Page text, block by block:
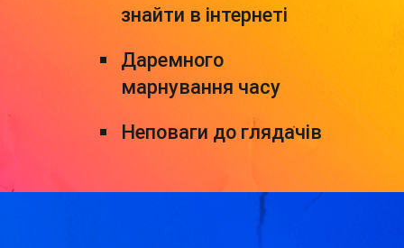
знайти в інтернеті
Даремного
марнування часу
Неповаги до глядачів